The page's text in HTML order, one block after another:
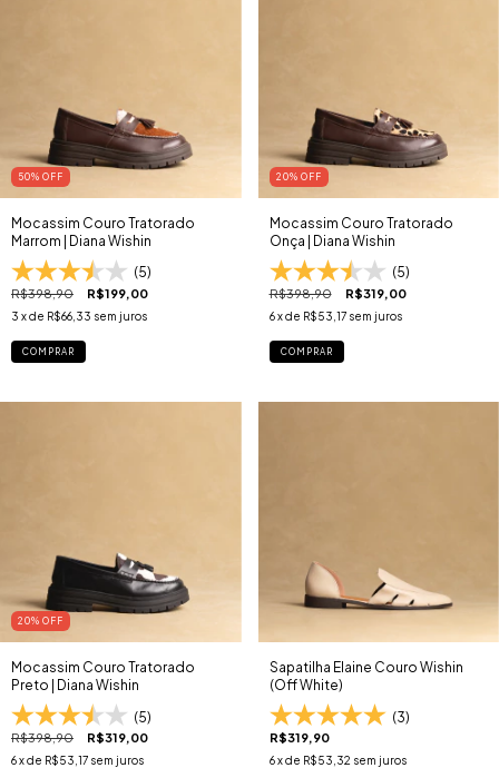
50% OFF
Mocassim Couro Tratorado
Marrom | Diana Wishin
(5)
R$398,90 R$199,00
3 x de R$66,33 sem juros
COMPRAR
20% OFF
Mocassim Couro Tratorado
Onça | Diana Wishin
(5)
R$398,90 R$319,00
6 x de R$53,17 sem juros
COMPRAR
20% OFF
Mocassim Couro Tratorado
Preto | Diana Wishin
(5)
R$398,90 R$319,00
6x de R$53,17 sem juros
Sapatilha Elaine Couro Wishin
(Off White)
(3)
R$319,90
6 x de R$53,32 sem juros